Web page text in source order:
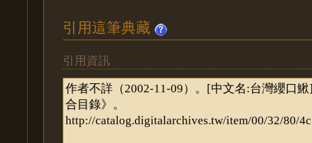
引用這筆典藏
引用資訊